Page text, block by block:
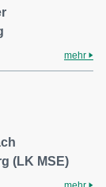
mehr
(LK MSE)